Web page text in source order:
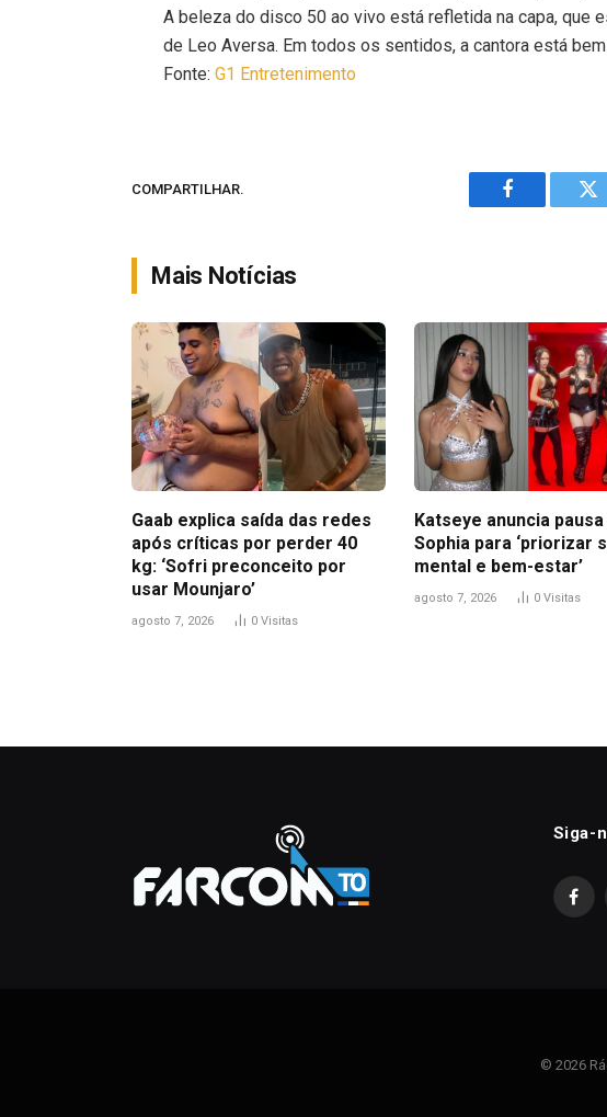
A beleza do disco 50 ao vivo está refletida na capa, que
de Leo Aversa. Em todos os sentidos, a cantora está
Fonte:G1 Entretenimento
COMPARTILHAR.
Facebook
Mais Notícias
Gaab explica saída das redes
após críticas por perder 40
kg: ‘Sofri preconceito por
usar Mounjaro’
agosto 7, 2026 0 Visitas
Katseye anuncia pausa
Sophia para ‘priorizar
mental e bem-estar’
agosto 7, 2026 0 Visitas
Siga-
© 2026